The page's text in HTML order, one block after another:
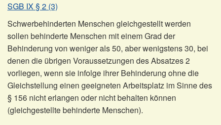
SGB IX § 2 (3)
Schwerbehinderten Menschen gleichgestellt werden
sollen behinderte Menschen mit einem Grad der
Behinderung von weniger als 50, aber wenigstens 30, bei
denen die übrigen Voraussetzungen des Absatzes 2
vorliegen, wenn sie infolge ihrer Behinderung ohne die
Gleichstellung einen geeigneten Arbeitsplatz im Sinne des
§ 156 nicht erlangen oder nicht behalten können
(gleichgestellte behinderte Menschen).